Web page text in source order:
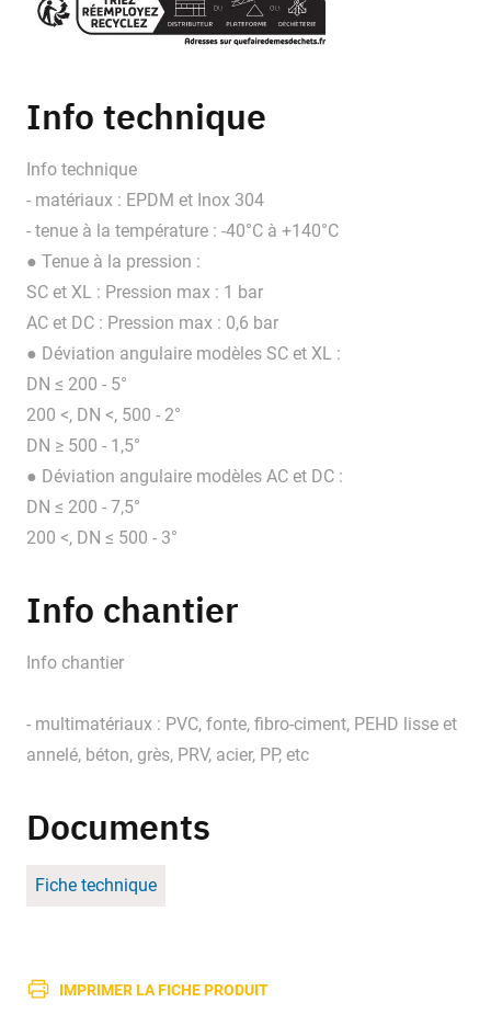
Info technique
Info technique
- matériaux : EPDM et Inox 304
- tenue à la température : -40°C à +140°C
● Tenue à la pression :
SC et XL : Pression max : 1 bar
AC et DC : Pression max : 0,6 bar
● Déviation angulaire modèles SC et XL :
DN ≤ 200 - 5°
200 <, DN <, 500 - 2°
DN ≥ 500 - 1,5°
● Déviation angulaire modèles AC et DC :
DN ≤ 200 - 7,5°
200 <, DN ≤ 500 - 3°
Info chantier
Info chantier
- multimatériaux : PVC, fonte, fibro-ciment, PEHD lisse et
annelé, béton, grès, PRV, acier, PP, etc
Documents
Fiche technique
IMPRIMER LA FICHE PRODUIT